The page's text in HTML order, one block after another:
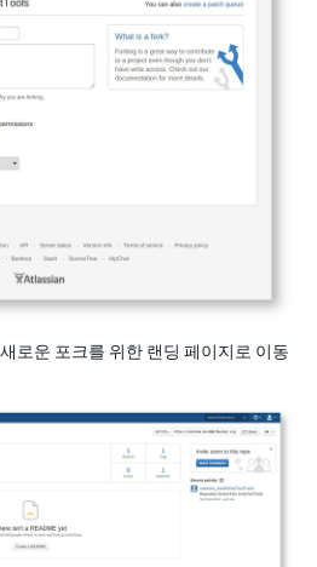
로운 포크를 위한 랜딩 페이지로 이동